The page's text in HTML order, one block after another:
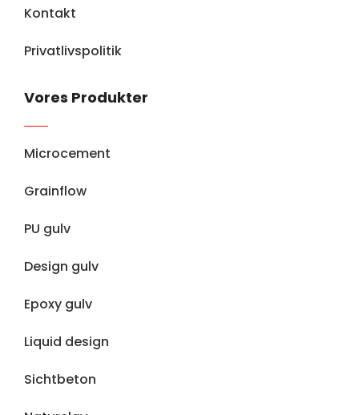
Kontakt
Privatlivspolitik
Vores Produkter
Microcement
Grainflow
PU gulv
Design gulv
Epoxy gulv
Liquid design
Sichtbeton